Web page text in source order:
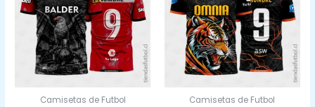
Camisetas de Futbol Camisetas de Futbol